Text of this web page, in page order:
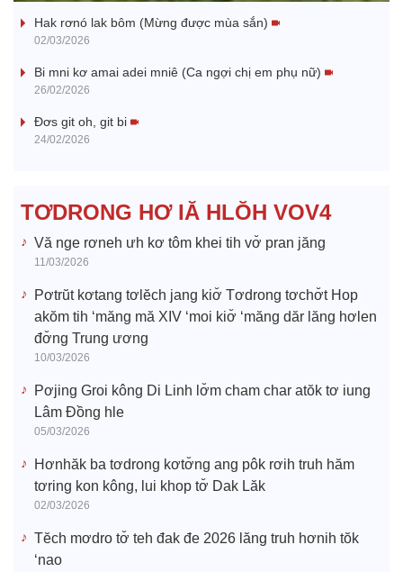
V
e
o
Hak rơnó lak bôm (Mừng được mùa sắn)
02/03/2026
Bi mni kơ amai adei mniê (Ca ngợi chị em phụ nữ)
26/02/2026
Đơs git oh, git bi
24/02/2026
TƠDRONG HƠ IĂ HLŎH VOV4
Vă nge rơneh ưh kơ tôm khei tih vơ̆ pran jăng
11/03/2026
Pơtrŭt kơtang tơlĕch jang kiơ̆ Tơdrong tơchơ̆t Hop
akŏm tih ‘măng mă XIV ‘moi kiơ̆ ‘măng dăr lăng hơlen
đơ̆ng Trung ương
10/03/2026
Pơjing Groi kông Di Linh lơ̆m cham char atŏk tơ iung
Lâm Đồng hle
05/03/2026
Hơnhăk ba tơdrong kơtơ̆ng ang pôk rơih truh hăm
tơring kon kông, lui khop tơ̆ Dak Lăk
02/03/2026
Tĕch mơdro tơ̆ teh đak đe 2026 lăng truh hơnih tŏk
‘nao